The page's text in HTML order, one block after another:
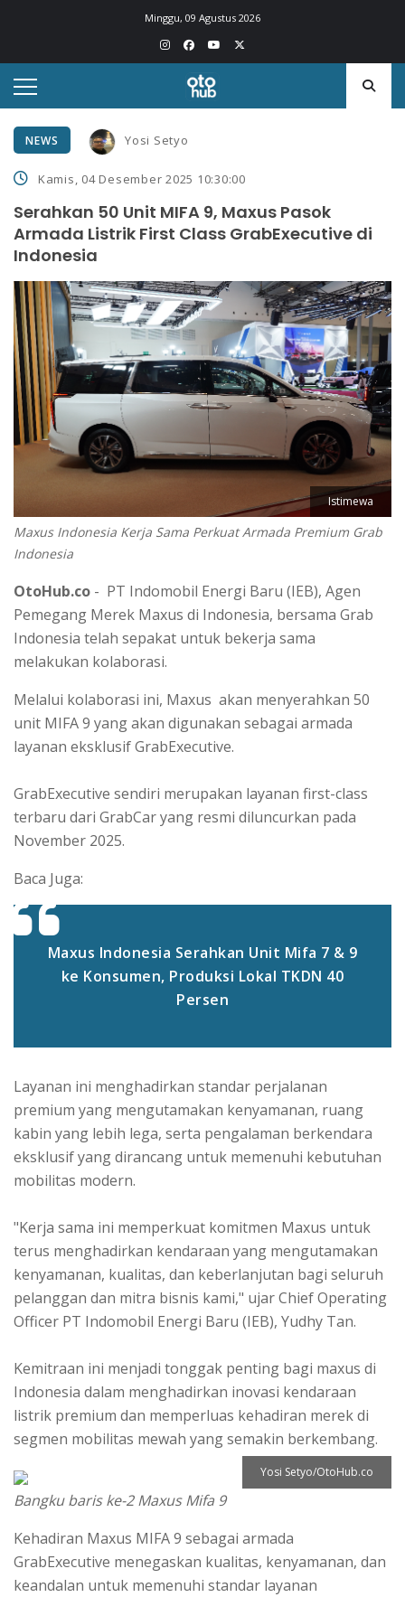
Minggu, 09 Agustus 2026
NEWS Yosi Setyo
Kamis, 04 Desember 2025 10:30:00
Serahkan 50 Unit MIFA 9, Maxus Pasok
Armada Listrik First Class GrabExecutive di
Indonesia
Istimewa
Maxus Indonesia Kerja Sama Perkuat Armada Premium Grab
Indonesia
OtoHub.co - PT Indomobil Energi Baru (IEB), Agen
Pemegang Merek Maxus di Indonesia, bersama Grab
Indonesia telah sepakat untuk bekerja sama
melakukan kolaborasi.
Melalui kolaborasi ini, Maxus akan menyerahkan 50
unit MIFA 9 yang akan digunakan sebagai armada
layanan eksklusif GrabExecutive.
GrabExecutive sendiri merupakan layanan first-class
terbaru dari GrabCar yang resmi diluncurkan pada
November 2025.
Baca Juga:
Maxus Indonesia Serahkan Unit Mifa 7 & 9
ke Konsumen, Produksi Lokal TKDN 40
Persen
Layanan ini menghadirkan standar perjalanan
premium yang mengutamakan kenyamanan, ruang
kabin yang lebih lega, serta pengalaman berkendara
eksklusif yang dirancang untuk memenuhi kebutuhan
mobilitas modern.
"Kerja sama ini memperkuat komitmen Maxus untuk
terus menghadirkan kendaraan yang mengutamakan
kenyamanan, kualitas, dan keberlanjutan bagi seluruh
pelanggan dan mitra bisnis kami," ujar Chief Operating
Officer PT Indomobil Energi Baru (IEB), Yudhy Tan.
Kemitraan ini menjadi tonggak penting bagi maxus di
Indonesia dalam menghadirkan inovasi kendaraan
listrik premium dan memperluas kehadiran merek di
segmen mobilitas mewah yang semakin berkembang.
Yosi Setyo/OtoHub.co
Bangku baris ke-2 Maxus Mifa 9
Kehadiran Maxus MIFA 9 sebagai armada
GrabExecutive menegaskan kualitas, kenyamanan, dan
keandalan untuk memenuhi standar layanan